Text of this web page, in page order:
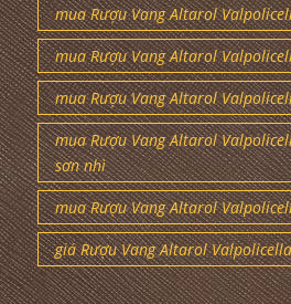
mua Rượu Vang Altarol
mua Rượu Vang Altarol
mua Rượu Vang Altarol
mua Rượu Vang Altarol
sơn nhì
mua Rượu Vang Altarol
giá Rượu Vang Altarol